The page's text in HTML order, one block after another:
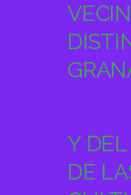
Y
DE